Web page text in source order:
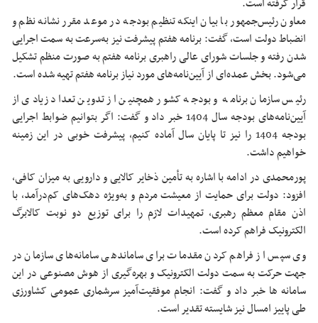
معاون رئیس‌جمهور با بیان اینکه تنظیم بودجه در موعد مقرر نشانه نظم و
انضباط دولت است، گفت: برنامه هفتم پیشرفت نیز به‌سرعت به سمت اجرایی
شدن رفته و جلسات شورای عالی راهبری برنامه هفتم به صورت منظم تشکیل
می‌شود. بخش عمده‌ای از آیین‌نامه‌های مورد نیاز برنامه هفتم تهیه شده است.
رئیس سازمان برنامه و بودجه کشور همچنین از تدوین تعداد زیادی از
آیین‌نامه‌های بودجه سال 1404 خبر داد و گفت: اگر بتوانیم ضوابط اجرایی
بودجه 1404 را نیز تا پایان سال آماده کنیم، پیشرفت خوبی در این زمینه
خواهیم داشت.
پورمحمدی در ادامه با اشاره به تأمین ذخایر کالایی و دارویی به میزان کافی،
افزود: دولت برای حمایت از معیشت مردم و به‌ویژه دهک‌های کم‌درآمد، با
اذن مقام معظم رهبری، تمهیدات لازم را برای توزیع دو نوبت کالابرگ
الکترونیک فراهم کرده است.
وی سپس از فراهم کردن مقدمات برای ساماندهی سامانه‌های سازمان در
جهت حرکت به سمت دولت الکترونیک و بهره‌گیری از هوش مصنوعی در این
سامانه ها خبر داد و گفت: انجام موفقیت‌آمیز سرشماری عمومی کشاورزی
طی پاییز امسال نیز شایسته تقدیر است.